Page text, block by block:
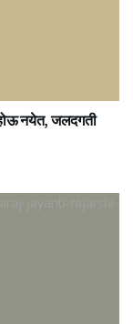
होऊ नयेत, जलदगती